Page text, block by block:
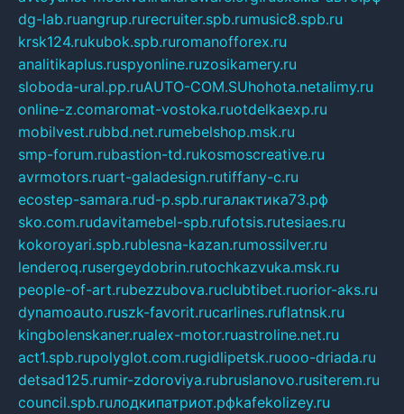
dg-lab.ruangrup.rurecruiter.spb.rumusic8.spb.ru
krsk124.rukubok.spb.ruromanofforex.ru
analitikaplus.ruspyonline.ruzosikamery.ru
sloboda-ural.pp.ruAUTO-COM.SUhohota.netalimy.ru
online-z.comaromat-vostoka.ruotdelkaexp.ru
mobilvest.rubbd.net.rumebelshop.msk.ru
smp-forum.rubastion-td.rukosmoscreative.ru
avrmotors.ruart-galadesign.rutiffany-c.ru
ecostep-samara.rud-p.spb.ruгалактика73.рф
sko.com.rudavitamebel-spb.rufotsis.rutesiaes.ru
kokoroyari.spb.rublesna-kazan.rumossilver.ru
lenderoq.rusergeydobrin.rutochkazvuka.msk.ru
people-of-art.rubezzubova.ruclubtibet.ruorior-aks.ru
dynamoauto.ruszk-favorit.rucarlines.ruflatnsk.ru
kingbolenskaner.rualex-motor.ruastroline.net.ru
act1.spb.rupolyglot.com.rugidlipetsk.ruooo-driada.ru
detsad125.rumir-zdoroviya.rubruslanovo.rusiterem.ru
council.spb.ruлодкипатриот.рфkafekolizey.ru